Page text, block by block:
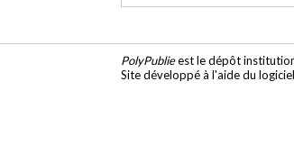
PolyPublieest le dépôt
Site développé à l'aide du